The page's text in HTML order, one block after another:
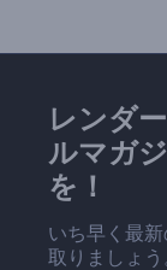
レンダ
ルマガ
を！
いち早く最
取りましょう